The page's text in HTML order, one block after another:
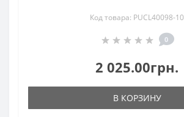
Код товара: PUCL40098-10
0
2 025.00грн.
В КОРЗИНУ